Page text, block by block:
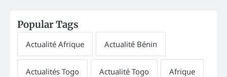
Popular Tags